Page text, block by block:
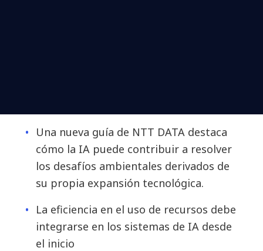
Una nueva guía de NTT DATA destaca
cómo la IA puede contribuir a resolver
los desafíos ambientales derivados de
su propia expansión tecnológica.
La eficiencia en el uso de recursos debe
integrarse en los sistemas de IA desde
el inicio